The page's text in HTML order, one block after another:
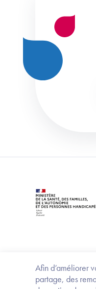
Afin d’améliorer
partage, des